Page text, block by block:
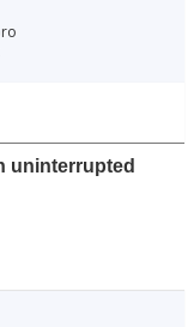
uninterrupted